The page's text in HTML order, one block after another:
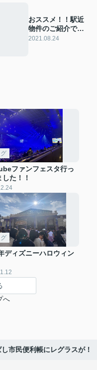
おススメ！！駅近
物件のご紹介です
♪
2021.08.24
ファンフェスタ行っ
た！！
ディズニーハロウィン
へ
市民便利帳にレグラスが！